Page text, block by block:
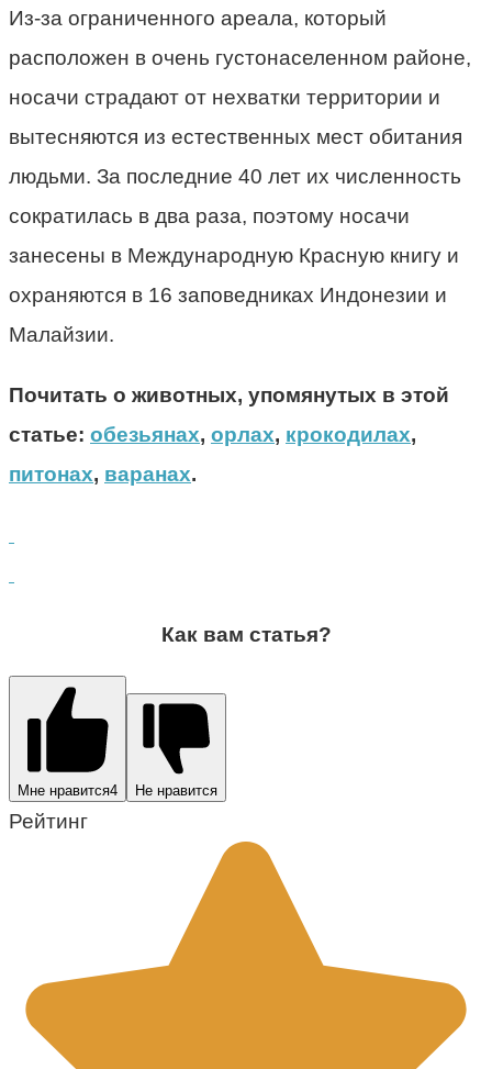
Из-за ограниченного ареала, который
расположен в очень густонаселенном районе,
носачи страдают от нехватки территории и
вытесняются из естественных мест обитания
людьми. За последние 40 лет их численность
сократилась в два раза, поэтому носачи
занесены в Международную Красную книгу и
охраняются в 16 заповедниках Индонезии и
Малайзии.
Почитать о животных, упомянутых в этой
статье: обезьянах, орлах, крокодилах,
питонах, варанах.
Как вам статья?
Мне нравится4 Не нравится
Рейтинг